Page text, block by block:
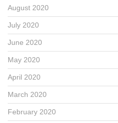
August 2020
July 2020
June 2020
May 2020
April 2020
March 2020
February 2020